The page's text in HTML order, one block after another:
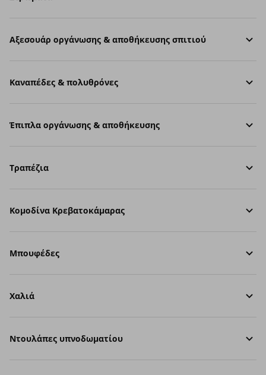
Aξεσουάρ οργάνωσης & αποθήκευσης σπιτιού
Καναπέδες & πολυθρόνες
Έπιπλα οργάνωσης & αποθήκευσης
Τραπέζια
Κομοδίνα Κρεβατοκάμαρας
Μπουφέδες
Χαλιά
Ντουλάπες υπνοδωματίου